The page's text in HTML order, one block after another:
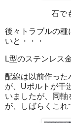
石で
後々トラブルの種
いと・・・
L型のステンレス
配線は以前作った
が、Uポルトが干
いましたが、同軸
が、しばらくこれ